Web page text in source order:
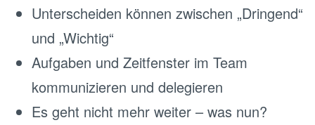
Unterscheiden können zwischen „Dringend“
und „Wichtig“
Aufgaben und Zeitfenster im Team
kommunizieren und delegieren
Es geht nicht mehr weiter – was nun?